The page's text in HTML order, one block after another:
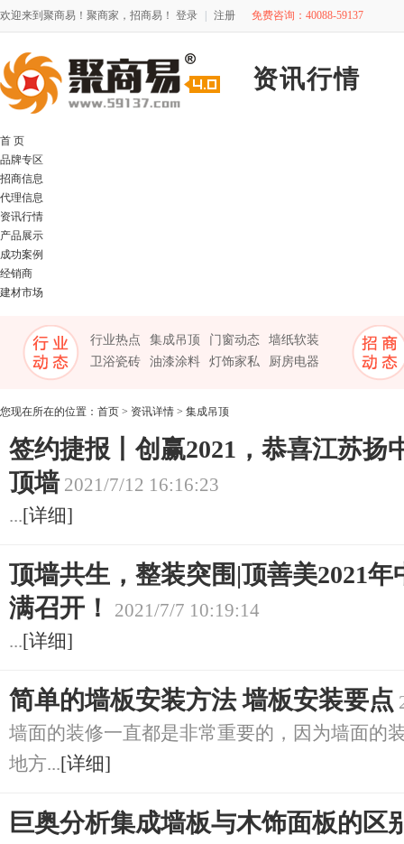
欢迎来到聚商易！聚商家，招商易！ 登录 注册 免费咨询：40088-59137
资讯行情
首 页
品牌专区
招商信息
代理信息
资讯行情
产品展示
成功案例
经销商
建材市场
行业热点 集成吊顶 门窗动态
墙纸软装
卫浴瓷砖
油漆涂料 灯饰家私 厨房电器
您现在所在的位置： 首页 > 资讯详情 > 集成吊顶
签约捷报丨创赢2021，恭喜江苏扬
顶墙 2021/7/12 16:16:23
...[详细]
顶墙共生，整装突围|顶善美2021
满召开！
2021/7/7 10:19:14
...[详细]
简单的墙板安装方法 墙板安装要点
墙面的装修一直都是非常重要的，因为墙面的
地方...[详细]
巨奥分析集成墙板与木饰面板的区